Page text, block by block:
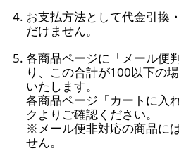
お支払方法として代金引換
だけません。
各商品ページに「メール便
り、この合計が100以下の
いたします。
各商品ページ「カートに入
クよりご確認ください。
※メール便非対応の商品に
せん。